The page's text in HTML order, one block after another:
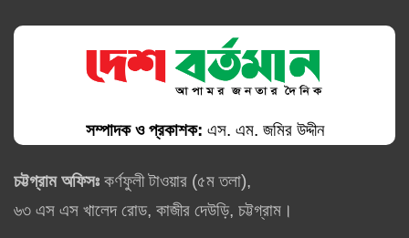
সম্পাদক ও প্রকাশক: এস. এম. জমির উদ্দীন
চট্টগ্রাম অফিসঃ কর্ণফুলী টাওয়ার (৫ম তলা),
৬৩ এস এস খালেদ রোড, কাজীর দেউড়ি, চট্টগ্রাম।